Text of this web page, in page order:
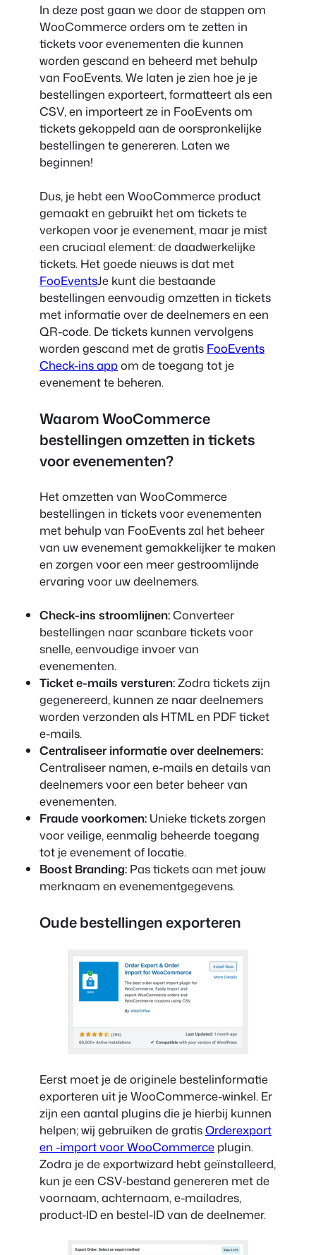
In deze post gaan we door de stappen om
WooCommerce orders om te zetten in
tickets voor evenementen die kunnen
worden gescand en beheerd met behulp
van FooEvents. We laten je zien hoe je je
bestellingen exporteert, formatteert als een
CSV, en importeert ze in FooEvents om
tickets gekoppeld aan de oorspronkelijke
bestellingen te genereren. Laten we
beginnen!
Dus, je hebt een WooCommerce product
gemaakt en gebruikt het om tickets te
verkopen voor je evenement, maar je mist
een cruciaal element: de daadwerkelijke
tickets. Het goede nieuws is dat met
FooEventsJe kunt die bestaande
bestellingen eenvoudig omzetten in tickets
met informatie over de deelnemers en een
QR-code. De tickets kunnen vervolgens
worden gescand met de gratis FooEvents
Check-ins appom de toegang tot je
evenement te beheren.
Waarom WooCommerce
bestellingen omzetten in tickets
voor evenementen?
Het omzetten van WooCommerce
bestellingen in tickets voor evenementen
met behulp van FooEvents zal het beheer
van uw evenement gemakkelijker te maken
en zorgen voor een meer gestroomlijnde
ervaring voor uw deelnemers.
Check-ins stroomlijnen:Converteer
bestellingen naar scanbare tickets voor
snelle, eenvoudige invoer van
evenementen.
Ticket e-mails versturen:Zodra tickets zijn
gegenereerd, kunnen ze naar deelnemers
worden verzonden als HTML en PDF ticket
e-mails.
Centraliseer informatie over deelnemers:
Centraliseer namen, e-mails en details van
deelnemers voor een beter beheer van
evenementen.
Fraude voorkomen: Unieke tickets zorgen
voor veilige, eenmalig beheerde toegang
tot je evenement of locatie.
Boost Branding: Pas tickets aan met jouw
merknaam en evenementgegevens.
Oude bestellingen exporteren
Eerst moet je de originele bestelinformatie
exporteren uit je WooCommerce-winkel. Er
zijn een aantal plugins die je hierbij kunnen
helpen; wij gebruiken de gratisOrderexport
en -import voor WooCommerce plugin.
Zodra je de exportwizard hebt geïnstalleerd,
kun je een CSV-bestand genereren met de
voornaam, achternaam, e-mailadres,
product-ID en bestel-ID van de deelnemer.